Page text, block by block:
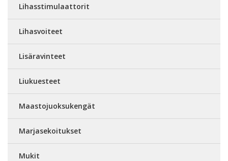
Lihasstimulaattorit
Lihasvoiteet
Lisäravinteet
Liukuesteet
Maastojuoksukengät
Marjasekoitukset
Mukit